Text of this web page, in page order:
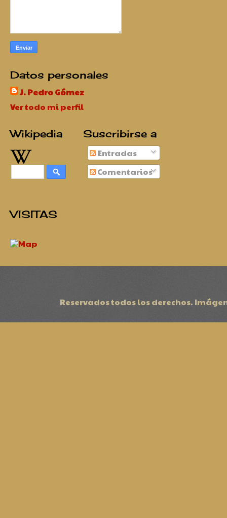
Datos personales
J. Pedro Gómez
Ver todo mi perfil
Wikipedia Suscribirse a
Entradas
Comentarios
VISITAS
Reservados todos los derechos.